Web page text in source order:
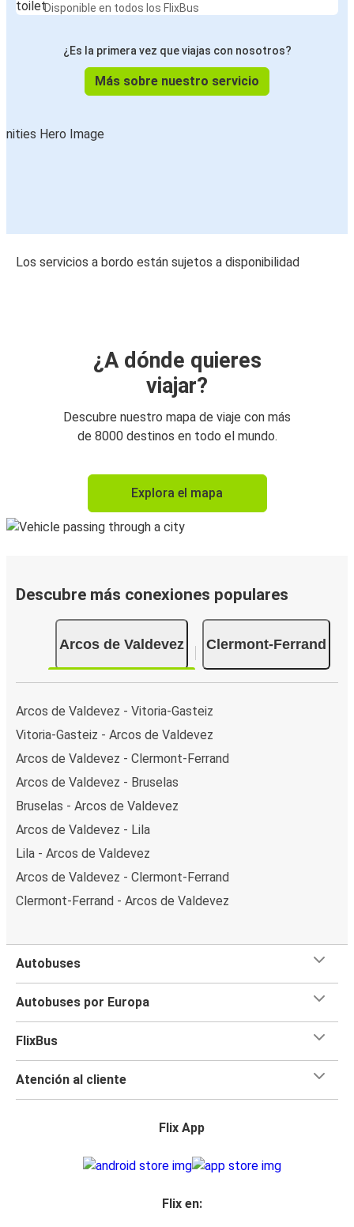
Disponible en todos los FlixBus
¿Es la primera vez que viajas con nosotros?
Más sobre nuestro servicio
Los servicios a bordo están sujetos a disponibilidad
¿A dónde quieres
viajar?
Descubre nuestro mapa de viaje con más
de 8000 destinos en todo el mundo.
Explora el mapa
Descubre más conexiones populares
Arcos de Valdevez Clermont-Ferrand
Arcos de Valdevez - Vitoria-Gasteiz
Vitoria-Gasteiz - Arcos de Valdevez
Arcos de Valdevez - Clermont-Ferrand
Arcos de Valdevez - Bruselas
Bruselas - Arcos de Valdevez
Arcos de Valdevez - Lila
Lila - Arcos de Valdevez
Arcos de Valdevez - Clermont-Ferrand
Clermont-Ferrand - Arcos de Valdevez
Autobuses
Autobuses por Europa
FlixBus
Atención al cliente
Flix App
Flix en: